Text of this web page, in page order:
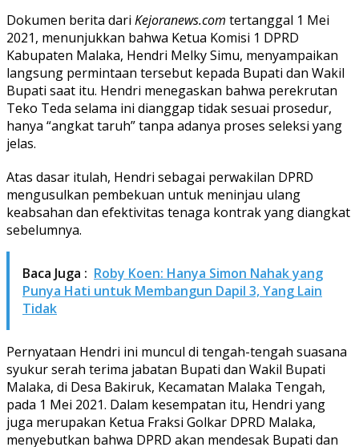
Dokumen berita dari Kejoranews.com tertanggal 1 Mei
2021, menunjukkan bahwa Ketua Komisi 1 DPRD
Kabupaten Malaka, Hendri Melky Simu, menyampaikan
langsung permintaan tersebut kepada Bupati dan Wakil
Bupati saat itu. Hendri menegaskan bahwa perekrutan
Teko Teda selama ini dianggap tidak sesuai prosedur,
hanya “angkat taruh” tanpa adanya proses seleksi yang
jelas.
Atas dasar itulah, Hendri sebagai perwakilan DPRD
mengusulkan pembekuan untuk meninjau ulang
keabsahan dan efektivitas tenaga kontrak yang diangkat
sebelumnya.
Baca Juga : Roby Koen: Hanya Simon Nahak yang
Punya Hati untuk Membangun Dapil 3, Yang Lain
Tidak
Pernyataan Hendri ini muncul di tengah-tengah suasana
syukur serah terima jabatan Bupati dan Wakil Bupati
Malaka, di Desa Bakiruk, Kecamatan Malaka Tengah,
pada 1 Mei 2021. Dalam kesempatan itu, Hendri yang
juga merupakan Ketua Fraksi Golkar DPRD Malaka,
menyebutkan bahwa DPRD akan mendesak Bupati dan